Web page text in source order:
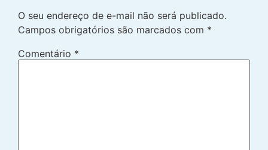
O seu endereço de e-mail não será publicado.
Campos obrigatórios são marcados com *
Comentário *